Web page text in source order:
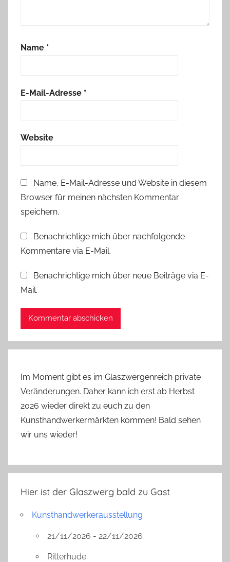
Name *
E-Mail-Adresse *
Website
Name, E-Mail-Adresse und Website in diesem
Browser für meinen nächsten Kommentar
speichern.
Benachrichtige mich über nachfolgende
Kommentare via E-Mail.
Benachrichtige mich über neue Beiträge via E-
Mail.
Im Moment gibt es im Glaszwergenreich private
Veränderungen. Daher kann ich erst ab Herbst
2026 wieder direkt zu euch zu den
Kunsthandwerkermärkten kommen! Bald sehen
wir uns wieder!
Hier ist der Glaszwerg bald zu Gast
Kunsthandwerkerausstellung
21/11/2026 - 22/11/2026
Ritterhude